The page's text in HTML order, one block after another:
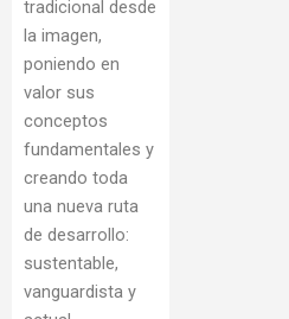
tradicional desde
la imagen,
poniendo en
valor sus
conceptos
fundamentales y
creando toda
una nueva ruta
de desarrollo:
sustentable,
vanguardista y